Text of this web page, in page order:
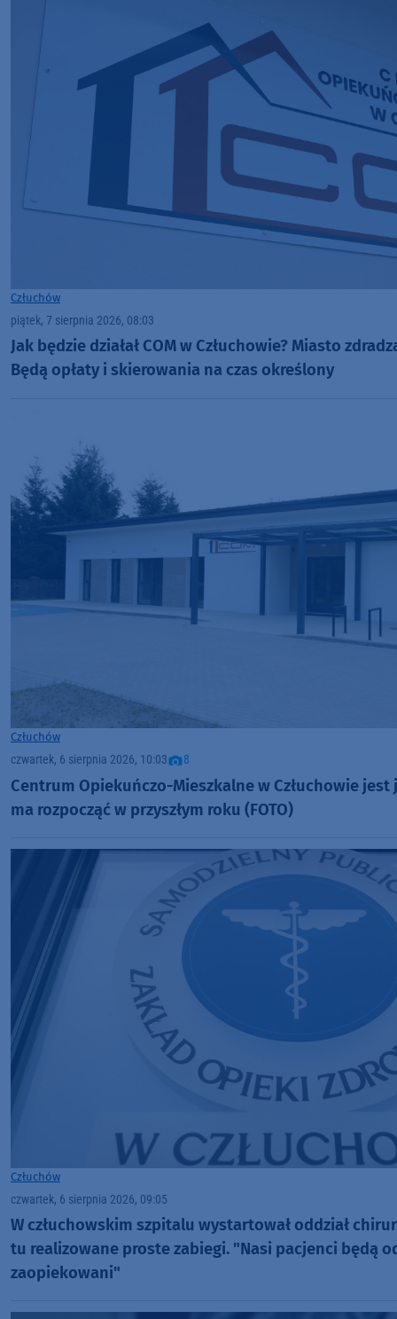
Człuchów
piątek, 7 sierpnia 2026, 08:03
Jak będzie działał COM w Człuchowie? Miasto
Będą opłaty i skierowania na czas określony
Człuchów
czwartek, 6 sierpnia 2026, 10:03 8
Centrum Opiekuńczo-Mieszkalne w Człuchowie jest
ma rozpocząć w przyszłym roku (FOTO)
Człuchów
czwartek, 6 sierpnia 2026, 09:05
W człuchowskim szpitalu wystartował oddział
tu realizowane proste zabiegi. "Nasi pacjenci będą
zaopiekowani"